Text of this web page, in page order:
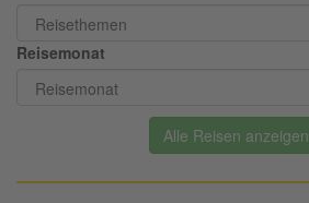
Reisemonat
Alle Reisen anzeigen